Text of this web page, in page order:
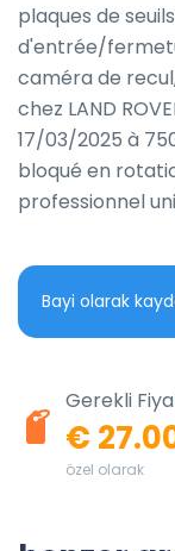
plaques de
d'entrée/
caméra de
chez LAND
17/03/2025 à
bloqué en
professionnel
Bayi olarak
Gerekli
€
özel olarak